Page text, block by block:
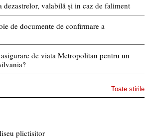
valabilă și in caz de faliment
de documente de confirmare a
de viata Metropolitan pentru un
Toate stirile
plictisitor